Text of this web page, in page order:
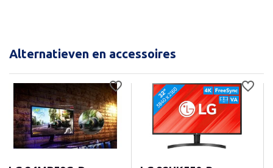
Alternatieven en accessoires